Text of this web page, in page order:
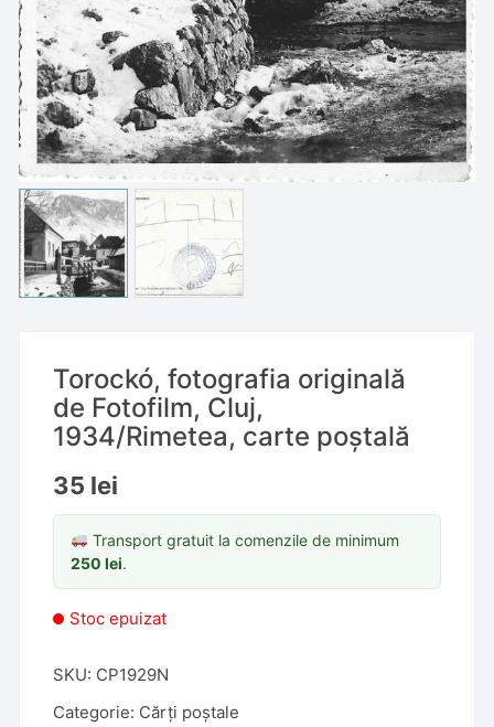
Torockó, fotografia originală
de Fotofilm, Cluj,
1934/Rimetea, carte poștală
35 lei
Transport gratuit la comenzile de minimum
250lei.
Stoc epuizat
SKU: CP1929N
Categorie: Cărți poștale